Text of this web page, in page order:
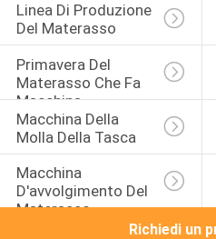
Linea Di Produzione
Del Materasso
Primavera Del
Materasso Che Fa
Macchina
Macchina Della
Molla Della Tasca
Macchina
D'avvolgimento Del
Materasso
Richiedi un